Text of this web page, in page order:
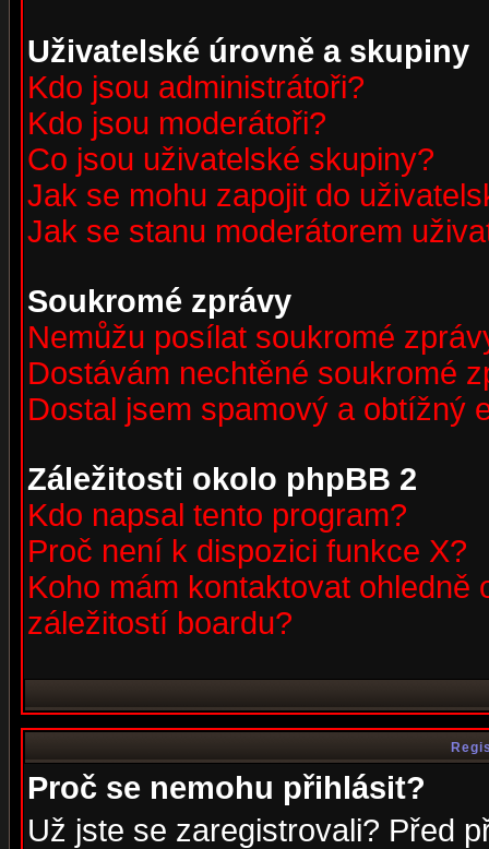
Uživatelské úrovně a skupiny
Kdo jsou administrátoři?
Kdo jsou moderátoři?
Co jsou uživatelské skupiny?
Jak se mohu zapojit do
Jak se stanu moderátorem
Soukromé zprávy
Nemůžu posílat soukromé
Dostávám nechtěné soukromé
Dostal jsem spamový a obtížný
Záležitosti okolo phpBB 2
Kdo napsal tento program?
Proč není k dispozici funkce X?
Koho mám kontaktovat
záležitostí boardu?
Proč se nemohu přihlásit?
Už jste se zaregistrovali? Před